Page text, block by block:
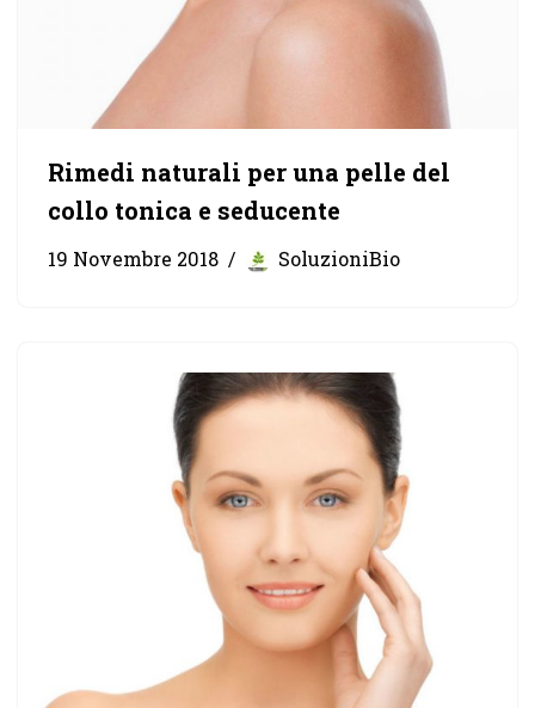
Rimedi naturali per una pelle del
collo tonica e seducente
19 Novembre 2018 SoluzioniBio